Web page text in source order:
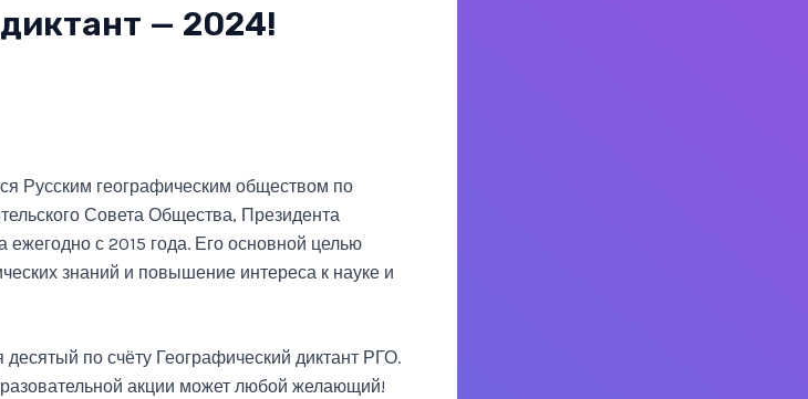
— 2024!
Русским географическим обществом по
Совета Общества, Президента
с 2015 года. Его основной целью
знаний и повышение интереса к науке и
десятый по счёту Географический диктант РГО.
акции может любой желающий!